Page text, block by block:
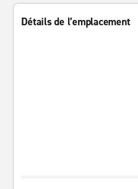
Détails de l’emplacement